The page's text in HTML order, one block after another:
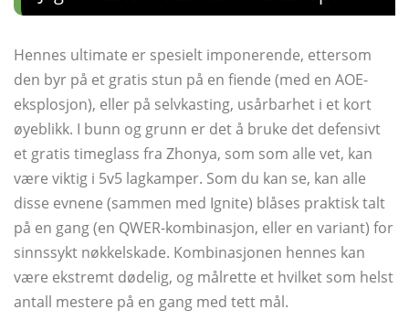
Hennes ultimate er spesielt imponerende, ettersom
den byr på et gratis stun på en fiende (med en AOE-
eksplosjon), eller på selvkasting, usårbarhet i et kort
øyeblikk. I bunn og grunn er det å bruke det defensivt
et gratis timeglass fra Zhonya, som som alle vet, kan
være viktig i 5v5 lagkamper. Som du kan se, kan alle
disse evnene (sammen med Ignite) blåses praktisk talt
på en gang (en QWER-kombinasjon, eller en variant) for
sinnssykt nøkkelskade. Kombinasjonen hennes kan
være ekstremt dødelig, og målrette et hvilket som helst
antall mestere på en gang med tett mål.